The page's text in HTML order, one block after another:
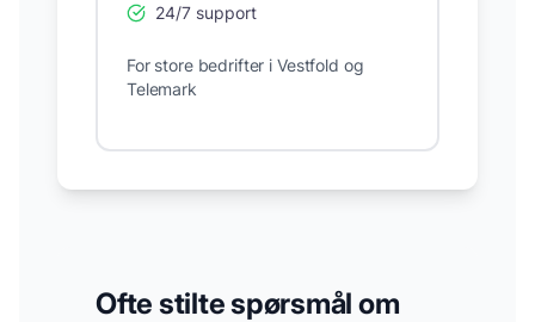
24/7 support
For store bedrifter i Vestfold og
Telemark
Ofte stilte spørsmål om